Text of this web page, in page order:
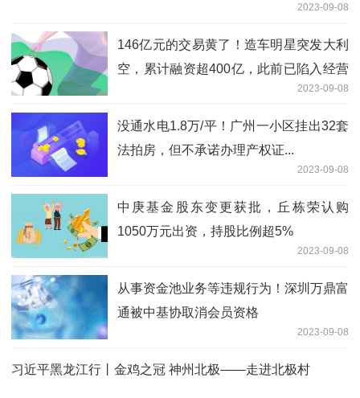
2023-09-08
146亿元的交易黄了！造车明星突发大利
空，累计融资超400亿，此前已陷入经营
2023-09-08
没通水电1.8万/平！广州一小区挂出32套
法拍房，但不承诺办理产权证...
2023-09-08
中庚基金股东变更获批，丘栋荣认购
1050万元出资，持股比例超5%
2023-09-08
从事资金池业务等违规行为！深圳万鼎富
通被中基协取消会员资格
2023-09-08
习近平黑龙江行丨金鸡之冠 神州北极——走进北极村